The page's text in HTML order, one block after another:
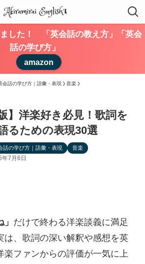
した！ 「英会話の教え方」「英会
話の学び方」
amazon
会話の学び方｜語彙・表現 音楽
】洋楽好き必見！歌詞を
るための表現30選
話の学び方｜語彙・表現 音楽
7月6日
だけで終わる洋楽談義に満足
は、歌詞の深い解釈や感想を英
楽ファンからの評価が一気に上